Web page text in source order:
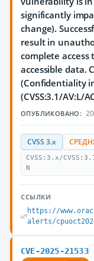
significantly
change).
result in
complete access
accessible data.
(Confidentiality
(CVSS:3.1/AV:L/
ОПУБЛИКОВАНО:
CVSS 3.x
CVSS:3.x/
N
ССЫЛКИ
https://
alerts/
CVE-2025-21533